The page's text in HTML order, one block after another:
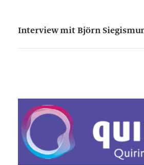
Interview mit Björn